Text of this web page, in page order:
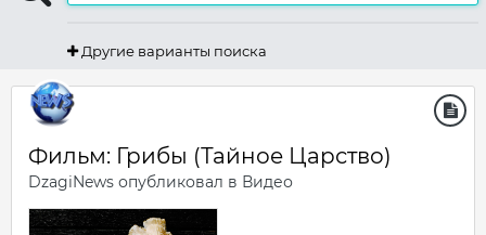
Другие варианты поиска
Фильм: Грибы (Тайное Царство)
DzagiNews опубликовал в Видео